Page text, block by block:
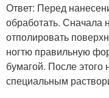
Ответ: Перед
обработать. Сначала
отполировать
ногтю правильную
бумагой. После этого
специальным